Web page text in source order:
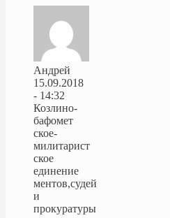
Андрей
15.09.2018
- 14:32
Козлино-
бафомет
ское-
милитарист
ское
единение
ментов,судей
и
прокуратуры